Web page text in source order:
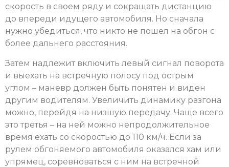
скорость в своем ряду и сокращать дистанцию
до впереди идущего автомобиля. Но сначала
нужно убедиться, что никто не пошел на обгон с
более дальнего расстояния.
Затем надлежит включить левый сигнал поворота
и выехать на встречную полосу под острым
углом – маневр должен быть понятен и виден
другим водителям. Увеличить динамику разгона
можно, перейдя на низшую передачу. Чаще всего
это третья – на ней можно непродолжительное
время ехать со скоростью до 110 км/ч. Если за
рулем обгоняемого автомобиля оказался хам или
упрямец, соревноваться с ним на встречной